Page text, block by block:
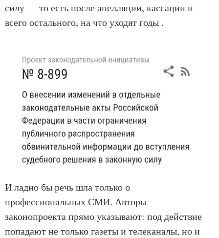
силу — то есть после апелляции, кассации и
всего остального, на что уходят годы .
И ладно бы речь шла только о
профессиональных СМИ. Авторы
законопроекта прямо указывают: под действие
попадают не только газеты и телеканалы, но и